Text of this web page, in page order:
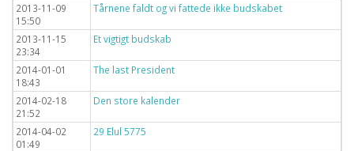
2013-11-09
15:50
Tårnene faldt og vi fattede ikke budskabet
2013-11-15
23:34
Et vigtigt budskab
2014-01-01
18:43
The last President
2014-02-18
21:52
Den store kalender
2014-04-02
01:49
29 Elul 5775